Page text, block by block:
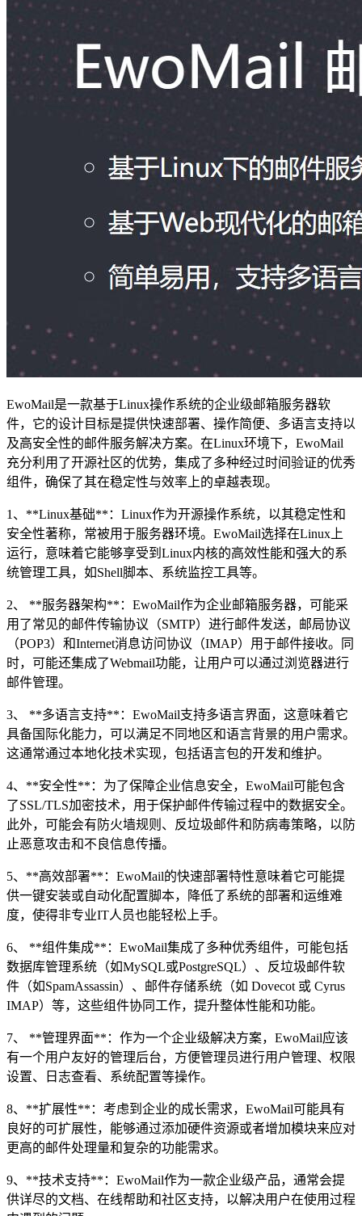
EwoMail是一款基于Linux操作系统的企业级邮箱服务器软
件，它的设计目标是提供快速部署、操作简便、多语言支持以
及高安全性的邮件服务解决方案。在Linux环境下，EwoMail
充分利用了开源社区的优势，集成了多种经过时间验证的优秀
组件，确保了其在稳定性与效率上的卓越表现。
1、**Linux基础**：Linux作为开源操作系统，以其稳定性和
安全性著称，常被用于服务器环境。EwoMail选择在Linux上
运行，意味着它能够享受到Linux内核的高效性能和强大的系
统管理工具，如Shell脚本、系统监控工具等。
2、 **服务器架构**：EwoMail作为企业邮箱服务器，可能采
用了常见的邮件传输协议（SMTP）进行邮件发送，邮局协议
（POP3）和Internet消息访问协议（IMAP）用于邮件接收。同
时，可能还集成了Webmail功能，让用户可以通过浏览器进行
邮件管理。
3、 **多语言支持**：EwoMail支持多语言界面，这意味着它
具备国际化能力，可以满足不同地区和语言背景的用户需求。
这通常通过本地化技术实现，包括语言包的开发和维护。
4、**安全性**：为了保障企业信息安全，EwoMail可能包含
了SSL/TLS加密技术，用于保护邮件传输过程中的数据安全。
此外，可能会有防火墙规则、反垃圾邮件和防病毒策略，以防
止恶意攻击和不良信息传播。
5、**高效部署**：EwoMail的快速部署特性意味着它可能提
供一键安装或自动化配置脚本，降低了系统的部署和运维难
度，使得非专业IT人员也能轻松上手。
6、 **组件集成**：EwoMail集成了多种优秀组件，可能包括
数据库管理系统（如MySQL或PostgreSQL）、反垃圾邮件软
件（如SpamAssassin）、邮件存储系统（如 Dovecot 或 Cyrus
IMAP）等，这些组件协同工作，提升整体性能和功能。
7、 **管理界面**：作为一个企业级解决方案，EwoMail应该
有一个用户友好的管理后台，方便管理员进行用户管理、权限
设置、日志查看、系统配置等操作。
8、**扩展性**：考虑到企业的成长需求，EwoMail可能具有
良好的可扩展性，能够通过添加硬件资源或者增加模块来应对
更高的邮件处理量和复杂的功能需求。
9、**技术支持**：EwoMail作为一款企业级产品，通常会提
供详尽的文档、在线帮助和社区支持，以解决用户在使用过程